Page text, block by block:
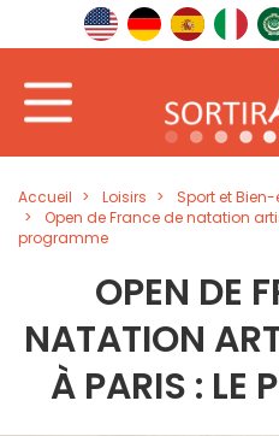
Accueil Loisirs
Sport et Bien-
Open de France de natation
programme
OPEN DE
NATATION
À PARIS : LE